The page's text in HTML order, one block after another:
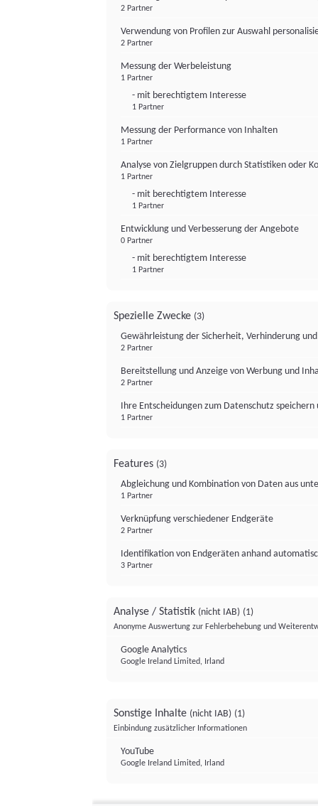
2 Partner
Verwendung von Profilen zur Auswahl
2 Partner
Messung der Werbeleistung
1 Partner
- mit berechtigtem Interesse
1 Partner
Messung der Performance von Inhalten
1 Partner
Analyse von Zielgruppen durch Statistiken oder
1 Partner
- mit berechtigtem Interesse
1 Partner
Entwicklung und Verbesserung der Angebote
0 Partner
- mit berechtigtem Interesse
1 Partner
Spezielle Zwecke (3)
Gewährleistung der Sicherheit, Verhinderung
2 Partner
Bereitstellung und Anzeige von Werbung und
2 Partner
Ihre Entscheidungen zum Datenschutz
1 Partner
Features (3)
Abgleichung und Kombination von Daten aus
1 Partner
Verknüpfung verschiedener Endgeräte
2 Partner
Identifikation von Endgeräten anhand
3 Partner
Analyse / Statistik (nicht IAB) (1)
Anonyme Auswertung zur Fehlerbehebung und
Google Analytics
Google Ireland Limited, Irland
Sonstige Inhalte (nicht IAB) (1)
Einbindung zusätzlicher Informationen
YouTube
Google Ireland Limited, Irland